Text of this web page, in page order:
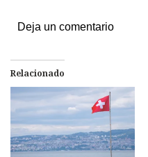
Deja un comentario
Relacionado